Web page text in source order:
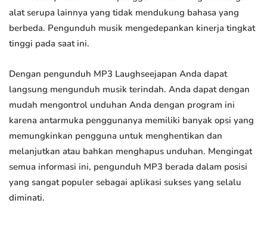
alat serupa lainnya yang tidak mendukung bahasa yang
berbeda. Pengunduh musik mengedepankan kinerja tingkat
tinggi pada saat ini.
Dengan pengunduh MP3 Laughseejapan Anda dapat
langsung mengunduh musik terindah. Anda dapat dengan
mudah mengontrol unduhan Anda dengan program ini
karena antarmuka penggunanya memiliki banyak opsi yang
memungkinkan pengguna untuk menghentikan dan
melanjutkan atau bahkan menghapus unduhan. Mengingat
semua informasi ini, pengunduh MP3 berada dalam posisi
yang sangat populer sebagai aplikasi sukses yang selalu
diminati.